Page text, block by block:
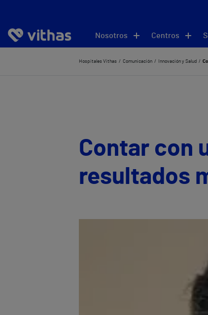
Nosotros Centros
Hospitales Vithas Comunicación Innovación y Salud
Contar con
resultados